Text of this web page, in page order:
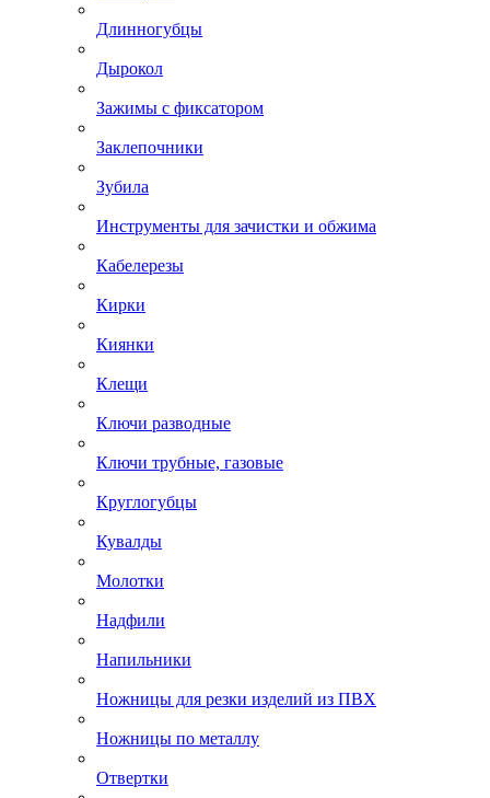
Длинногубцы
Дырокол
Зажимы с фиксатором
Заклепочники
Зубила
Инструменты для зачистки и обжима
Кабелерезы
Кирки
Киянки
Клещи
Ключи разводные
Ключи трубные, газовые
Круглогубцы
Кувалды
Молотки
Надфили
Напильники
Ножницы для резки изделий из ПВХ
Ножницы по металлу
Отвертки